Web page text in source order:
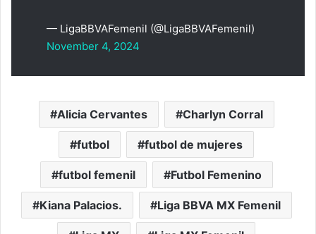
— LigaBBVAFemenil (@LigaBBVAFemenil)
November 4, 2024
Alicia Cervantes Charlyn Corral
futbol futbol de mujeres
futbol femenil Futbol Femenino
Kiana Palacios. Liga BBVA MX Femenil